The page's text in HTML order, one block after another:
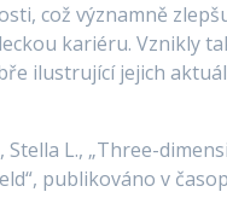
což významně
kariéru. Vznikly
ilustrující jejich
Stella L., „Three-
publikováno v